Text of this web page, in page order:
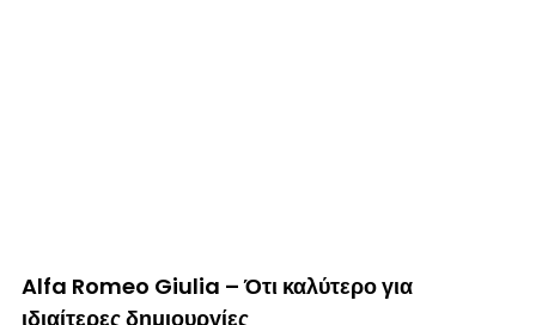
Alfa Romeo Giulia – Ότι καλύτερο για
ιδιαίτερες δημιουργίες